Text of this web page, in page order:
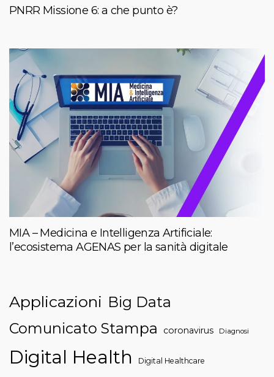
PNRR Missione 6: a che punto è?
MIA – Medicina e Intelligenza Artificiale:
l’ecosistema AGENAS per la sanità digitale
Applicazioni Big Data
Comunicato Stampa
coronavirus Diagnosi
Digital Health Digital Healthcare